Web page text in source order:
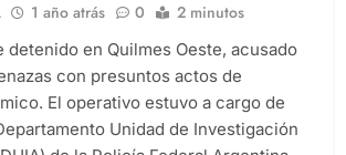
1 año atrás 0 2 minutos
detenido en Quilmes Oeste, acusado
con presuntos actos de
El operativo estuvo a cargo de
Unidad de Investigación